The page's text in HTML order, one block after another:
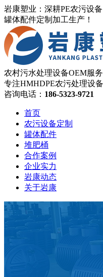
岩康塑业：深耕PE农污设
罐体配件定制加工生产！
农村污水处理设备OEM服
专注HMHDPE农污处理设
咨询电话： 186-5323-9721
首页
农污设备定制
罐体配件
堆肥桶
合作案例
企业实力
岩康动态
关于岩康